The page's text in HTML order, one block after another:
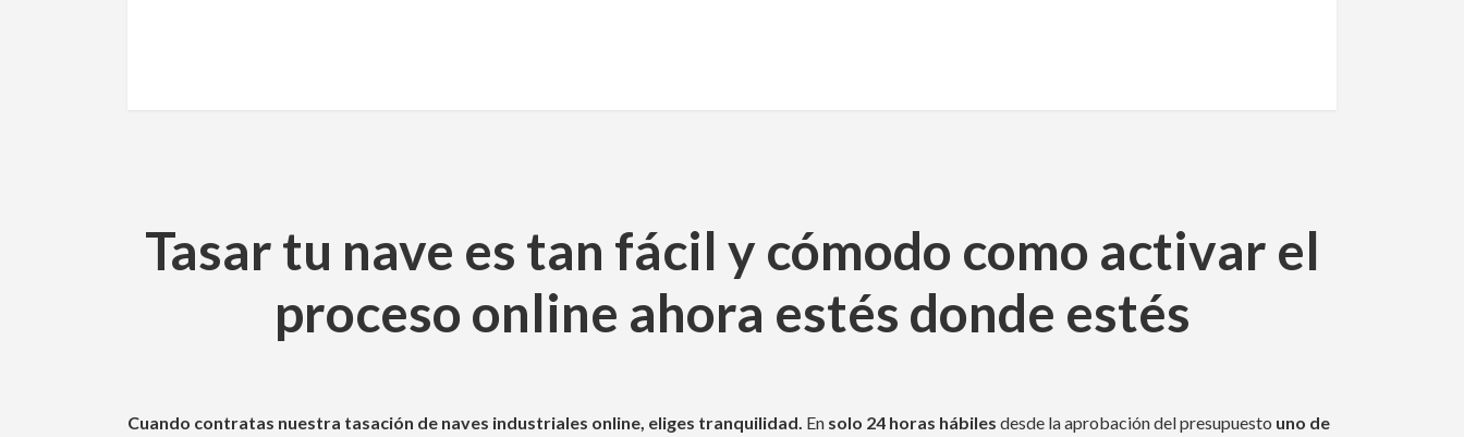
Tasar tu nave es tan fácil y cómodo como activar el
proceso online ahora estés donde estés
Cuando contratas nuestra tasación de naves industriales online, eliges tranquilidad. En solo 24 horas hábiles desde la aprobación del presupuesto uno de